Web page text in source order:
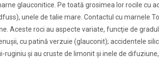
glauconitice. Pe toată grosimea lor rocile cu
unele de talie mare. Contactul cu marnele
Aceste roci au aspecte variate, funcţie de
cu patină verzuie (glauconit); accidentele
ruginiu şi au cruste de limonit şi inele de